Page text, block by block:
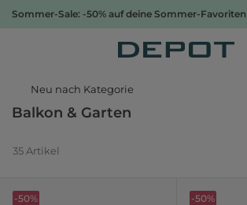
Sommer-Sale: -50% auf deine Sommer-Favoriten
Neu nach Kategorie
Balkon & Garten
35 Artikel
-50% -50%